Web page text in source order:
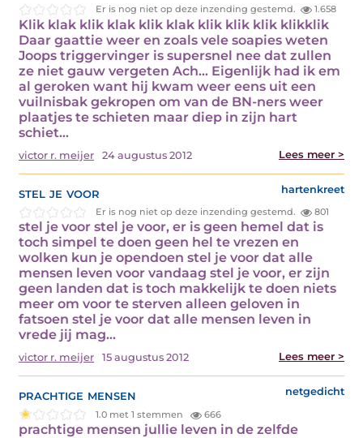
Er is nog niet op deze inzending gestemd. 1.658
Klik klak klik klak klik klak klik klik klik klikklik
Daar gaattie weer en zoals vele soapies weten
Joops triggervinger is supersnel nee dat zullen
ze niet gauw vergeten Ach… Eigenlijk had ik em
al geroken want hij kwam weer eens uit een
vuilnisbak gekropen om van de BN-ners weer
plaatjes te schieten maar diep in zijn hart
schiet…
victor r. meijer 24 augustus 2012 Lees meer >
stel je voor hartenkreet
Er is nog niet op deze inzending gestemd. 801
stel je voor stel je voor, er is geen hemel dat is
toch simpel te doen geen hel te vrezen en
wolken kun je opendoen stel je voor dat alle
mensen leven voor vandaag stel je voor, er zijn
geen landen dat is toch makkelijk te doen niets
meer om voor te sterven alleen geloven in
fatsoen stel je voor dat alle mensen leven in
vrede jij mag…
victor r. meijer 15 augustus 2012 Lees meer >
prachtige mensen netgedicht
1.0 met 1 stemmen 666
prachtige mensen jullie leven in de zelfde